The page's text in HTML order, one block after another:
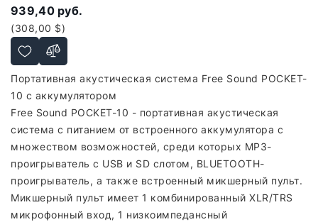
939,40 руб.
(308,00 $)
Портативная акустическая система Free Sound POCKET-
10 с аккумулятором
Free Sound POCKET-10 - портативная акустическая
система с питанием от встроенного аккумулятора с
множеством возможностей, среди которых MP3-
проигрыватель с USB и SD слотом, BLUETOOTH-
проигрыватель, а также встроенный микшерный пульт.
Микшерный пульт имеет 1 комбинированный XLR/TRS
микрофонный вход, 1 низкоимпедансный